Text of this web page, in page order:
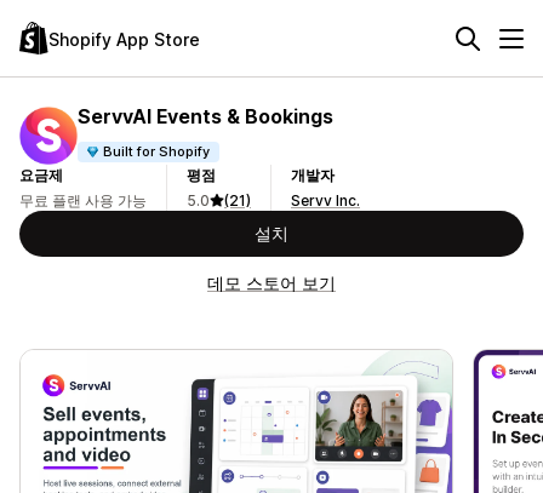
Shopify App Store
ServvAI Events & Bookings
Built for Shopify
요금제
무료 플랜 사용 가능
평점
5.0
(21)
개발자
Servv Inc.
설치
데모 스토어 보기